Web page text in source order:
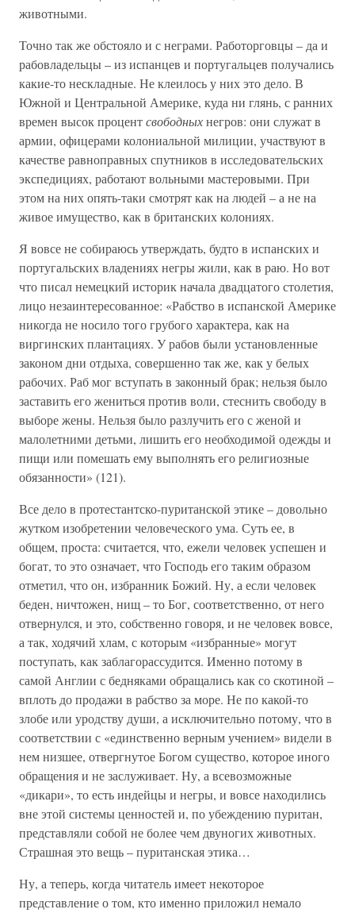
животными.
Точно так же обстояло и с неграми. Работорговцы – да и
рабовладельцы – из испанцев и португальцев получались
какие-то нескладные. Не клеилось у них это дело. В
Южной и Центральной Америке, куда ни глянь, с ранних
времен высок процентсвободныхнегров: они служат в
армии, офицерами колониальной милиции, участвуют в
качестве равноправных спутников в исследовательских
экспедициях, работают вольными мастеровыми. При
этом на них опять-таки смотрят как на людей – а не на
живое имущество, как в британских колониях.
Я вовсе не собираюсь утверждать, будто в испанских и
португальских владениях негры жили, как в раю. Но вот
что писал немецкий историк начала двадцатого столетия,
лицо незаинтересованное: «Рабство в испанской Америке
никогда не носило того грубого характера, как на
виргинских плантациях. У рабов были установленные
законом дни отдыха, совершенно так же, как у белых
рабочих. Раб мог вступать в законный брак; нельзя было
заставить его жениться против воли, стеснить свободу в
выборе жены. Нельзя было разлучить его с женой и
малолетними детьми, лишить его необходимой одежды и
пищи или помешать ему выполнять его религиозные
обязанности» (121).
Все дело в протестантско-пуританской этике – довольно
жутком изобретении человеческого ума. Суть ее, в
общем, проста: считается, что, ежели человек успешен и
богат, то это означает, что Господь его таким образом
отметил, что он, избранник Божий. Ну, а если человек
беден, ничтожен, нищ – то Бог, соответственно, от него
отвернулся, и это, собственно говоря, и не человек вовсе,
а так, ходячий хлам, с которым «избранные» могут
поступать, как заблагорассудится. Именно потому в
самой Англии с бедняками обращались как со скотиной –
вплоть до продажи в рабство за море. Не по какой-то
злобе или уродству души, а исключительно потому, что в
соответствии с «единственно верным учением» видели в
нем низшее, отвергнутое Богом существо, которое иного
обращения и не заслуживает. Ну, а всевозможные
«дикари», то есть индейцы и негры, и вовсе находились
вне этой системы ценностей и, по убеждению пуритан,
представляли собой не более чем двуногих животных.
Страшная это вещь – пуританская этика…
Ну, а теперь, когда читатель имеет некоторое
представление о том, кто именно приложил немало